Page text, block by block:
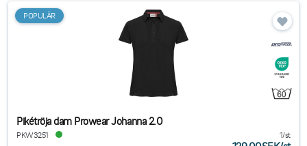
POPULÄR
Pikétröja dam Prowear Johanna 2.0
PKW3251 1/st